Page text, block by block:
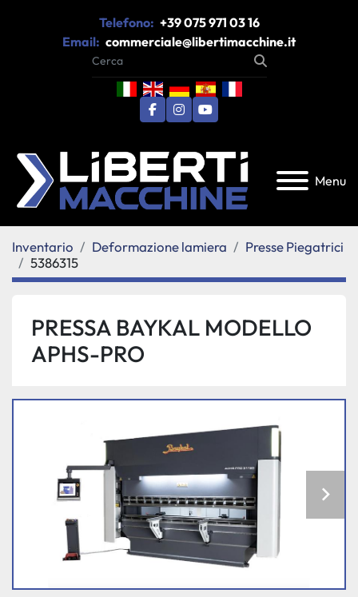
Telefono: +39 075 971 03 16
Email: commerciale@libertimacchine.it
facebook
instagram
youtube
Menu
Inventario Deformazione lamiera
Presse Piegatrici
5386315
PRESSA BAYKAL MODELLO
APHS-PRO